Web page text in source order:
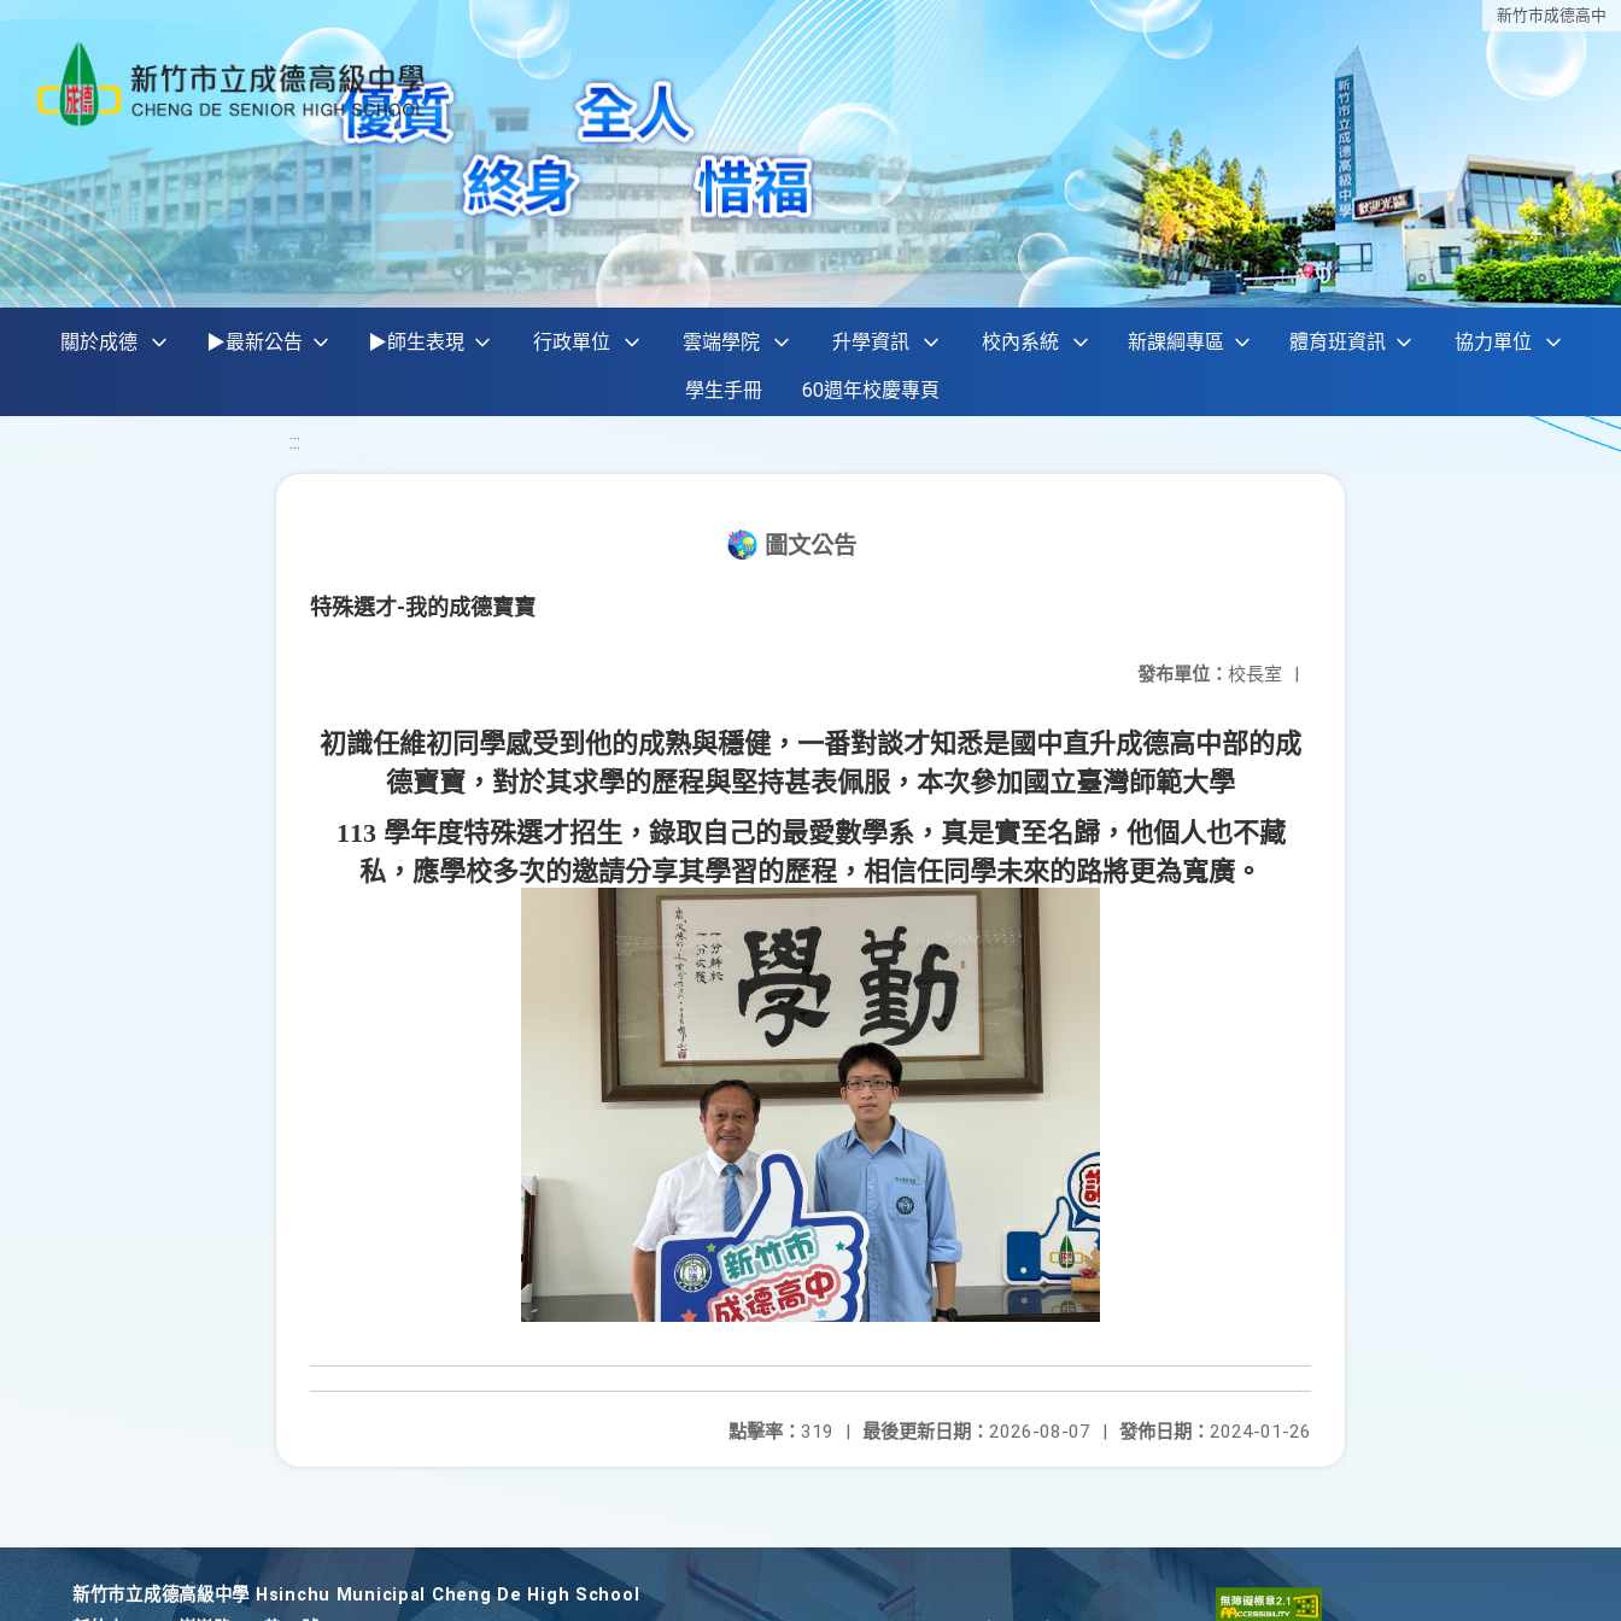
新竹巿成德高中
關於成德 ▶最新公告 ▶師生表現 行政單位 雲端學院 升學資訊 校內系統 新課綱專區 體育班資訊 協力單位
學生手冊 60週年校慶專頁
:::
圖文公告
特殊選才-我的成德寶寶
發布單位： 校長室 |
初識任維初同學感受到他的成熟與穩健，一番對談才知悉是國中直升成德高中部的成
德寶寶，對於其求學的歷程與堅持甚表佩服，本次參加國立臺灣師範大學
113 學年度特殊選才招生， 錄取自己的最愛數學系，真是實至名歸，他個人也不藏
私，應學校多次的邀請分享其學習的歷程，相信任同學未來的路將更為寬廣。
發佈日期： 2024-01-26
最後更新日期： 2026-08-07 |
點擊率： 319 |
新竹巿立成德高級中學 Hsinchu Municipal Cheng De High School